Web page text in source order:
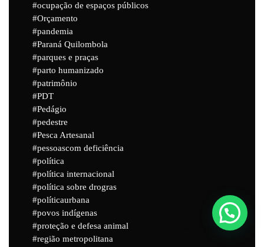
ocupação de espaços públicos
Orçamento
pandemia
Paraná Quilombola
parques e praças
parto humanizado
patrimônio
PDT
Pedágio
pedestre
Pesca Artesanal
pessoascom deficiência
política
política internacional
política sobre drogras
políticaurbana
povos indígenas
proteção e defesa animal
região metropolitana
Powered byJoinchat